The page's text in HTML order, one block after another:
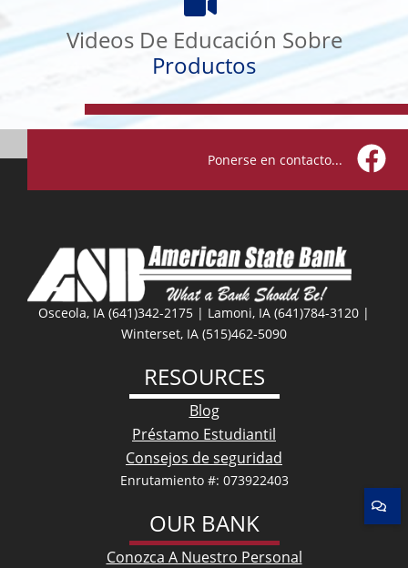
Videos De Educación Sobre
Productos
De
Educación
Sobre
Productos
Ponerse en contacto...
Osceola, IA (641)342-2175 | Lamoni, IA (641)784-3120 |
Winterset, IA (515)462-5090
RESOURCES
Blog
Préstamo Estudiantil
Consejos de seguridad
Enrutamiento #: 073922403
OUR BANK
Conozca A Nuestro Personal